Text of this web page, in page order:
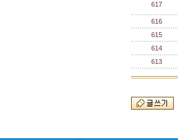
617
616
615
614
613